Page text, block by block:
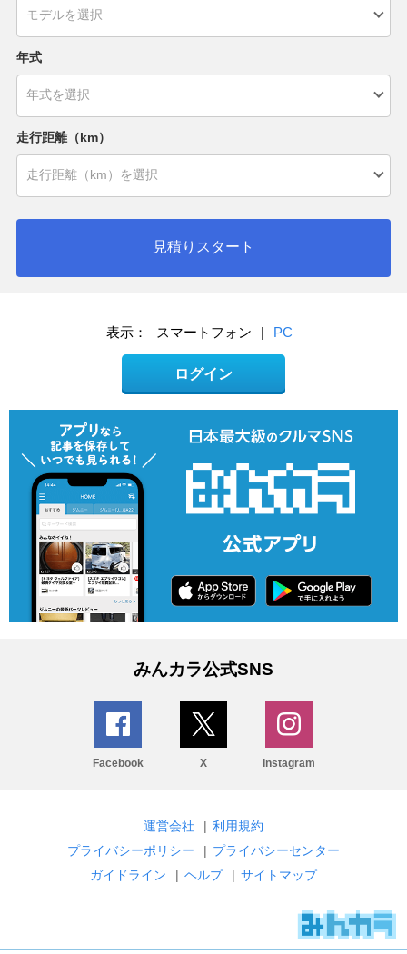
年式
走行距離（km）
見積りスタート
表示： スマートフォン | PC
ログイン
みんカラ公式SNS
Facebook X Instagram
運営会社 | 利用規約
プライバシーポリシー
| プライバシーセンター
ガイドライン
| ヘルプ | サイトマップ